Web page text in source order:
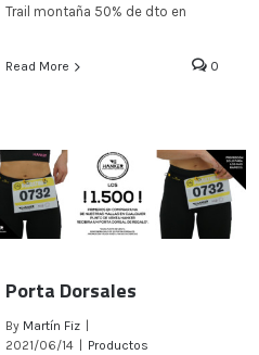
Trail montaña 50% de dto en
Read More 0
Porta Dorsales
Porta Dorsales
By Martín Fiz
2021/06/14
Productos